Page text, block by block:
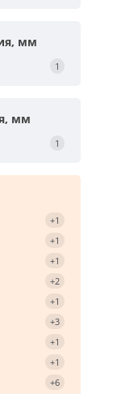
мм
1
мм
1
+1
+1
+1
+2
+1
+3
+1
+1
+6